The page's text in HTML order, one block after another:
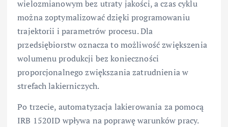
wielozmianowym bez utraty jakości, a czas cyklu
można zoptymalizować dzięki programowaniu
trajektorii i parametrów procesu. Dla
przedsiębiorstw oznacza to możliwość zwiększenia
wolumenu produkcji bez konieczności
proporcjonalnego zwiększania zatrudnienia w
strefach lakierniczych.
Po trzecie, automatyzacja lakierowania za pomocą
IRB 1520ID wpływa na poprawę warunków pracy.